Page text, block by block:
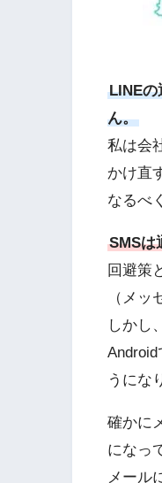
LINEの
ん。
私は会
かけ直
なるべ
SMSは
回避策
（メ
しかし
うにな
確かに
になっ
メール